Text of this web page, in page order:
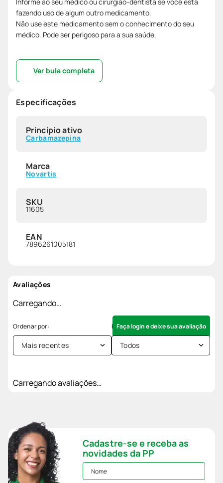
fazendo uso de algum outro medicamento.
Não use este medicamento sem o conhecimento do seu
médico. Pode ser perigoso para a sua saúde.
Ver bula completa
Especificações
Princípio ativo
Carbamazepina
Marca
Novartis
SKU
11605
EAN
7896261005181
Avaliações
Carregando…
Faça login e deixe sua avaliação
Mais recentes Todos
Carregando avaliações…
Cadastre-se e receba as
novidades da PP